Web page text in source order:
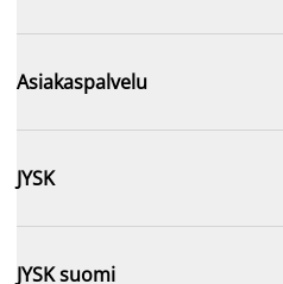
Asiakaspalvelu
JYSK
JYSK suomi